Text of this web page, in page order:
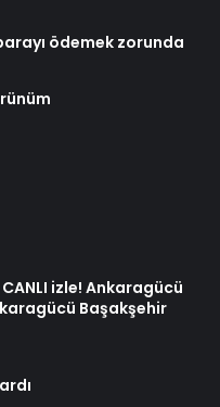
ödemek zorunda
izle! Ankaragücü
Başakşehir